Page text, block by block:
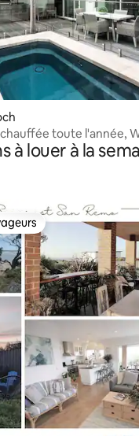
toute l'année,
à louer à la